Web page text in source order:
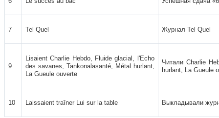
7 Tel Quel Журнал Tel Quel
9
Lisaient Charlie Hebdo, Fluide glacial, l'Echo
des savanes, Tankonalasanté, Métal hurlant,
La Gueule ouverte
Читали Charlie
hurlant, La Gueule
10 Laissaient traîner Lui sur la table Выкладывали